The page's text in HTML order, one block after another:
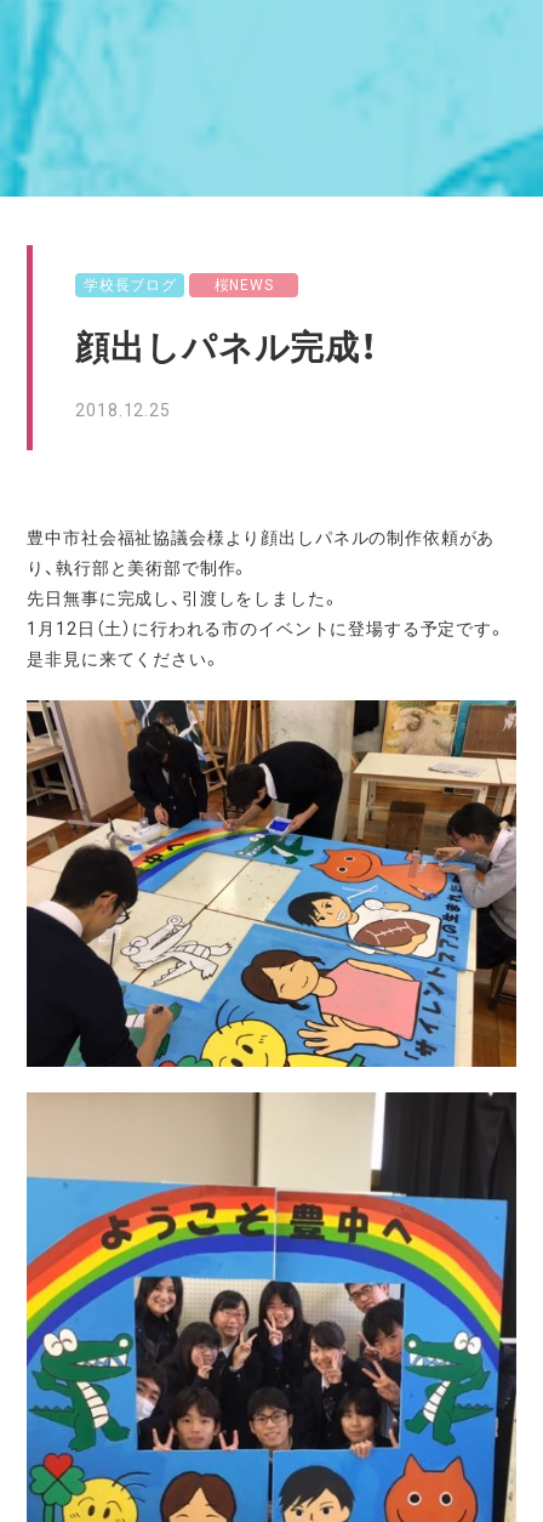
学校長ブログ 桜NEWS
顔出しパネル完成！
2018.12.25
豊中市社会福祉協議会様より顔出しパネルの制作依頼があ
り、執行部と美術部で制作。
先日無事に完成し、引渡しをしました。
1月12日（土）に行われる市のイベントに登場する予定です。
是非見に来てください。